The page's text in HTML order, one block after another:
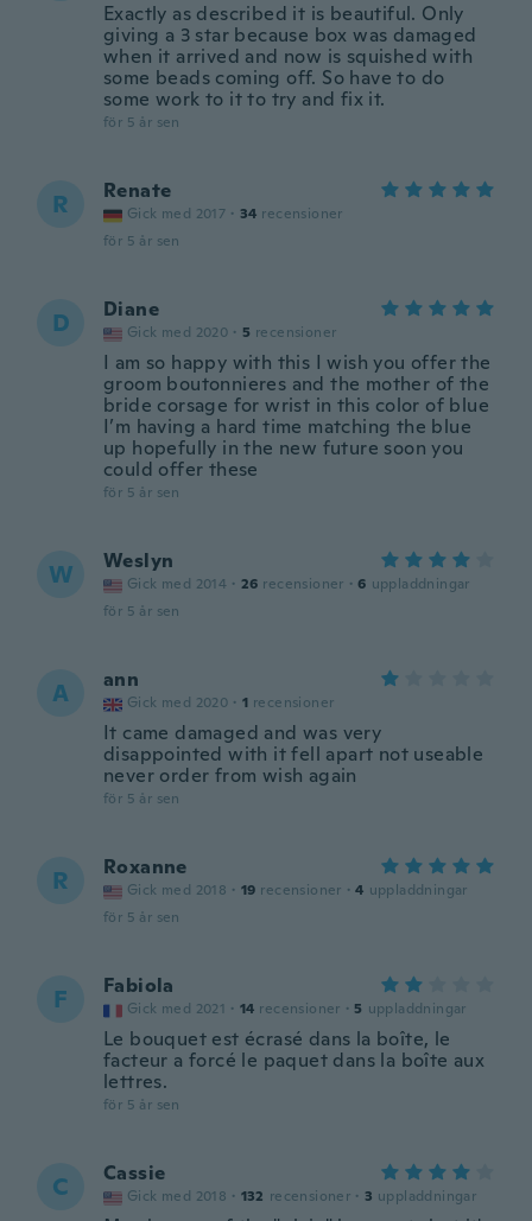
Exactly as described it is beautiful. Only
giving a 3 star because box was damaged
when it arrived and now is squished with
some beads coming off. So have to do
some work to it to try and fix it.
för 5 år sen
R Renate
Gick med 2017 · 34 recensioner
för 5 år sen
D Diane
Gick med 2020 · 5 recensioner
I am so happy with this I wish you offer the
groom boutonnieres and the mother of the
bride corsage for wrist in this color of blue
I’m having a hard time matching the blue
up hopefully in the new future soon you
could offer these
för 5 år sen
W Weslyn
Gick med 2014 · 26 recensioner · 6 uppladdningar
för 5 år sen
A ann
Gick med 2020 · 1 recensioner
It came damaged and was very
disappointed with it fell apart not useable
never order from wish again
för 5 år sen
R Roxanne
Gick med 2018 · 19 recensioner · 4 uppladdningar
för 5 år sen
F Fabiola
Gick med 2021 · 14 recensioner · 5 uppladdningar
Le bouquet est écrasé dans la boîte, le
facteur a forcé le paquet dans la boîte aux
lettres.
för 5 år sen
C Cassie
Gick med 2018 · 132 recensioner · 3 uppladdningar